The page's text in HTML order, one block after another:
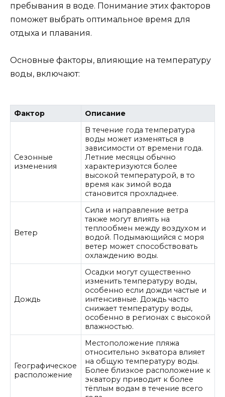
пребывания в воде. Понимание этих факторов
поможет выбрать оптимальное время для
отдыха и плавания.
Основные факторы, влияющие на температуру
воды, включают:
Фактор Описание
Сезонные
изменения
В течение года температура
воды может изменяться в
зависимости от времени года.
Летние месяцы обычно
характеризуются более
высокой температурой, в то
время как зимой вода
становится прохладнее.
Ветер
Сила и направление ветра
также могут влиять на
теплообмен между воздухом и
водой. Подымающийся с моря
ветер может способствовать
охлаждению воды.
Дождь
Осадки могут существенно
изменить температуру воды,
особенно если дожди частые и
интенсивные. Дождь часто
снижает температуру воды,
особенно в регионах с высокой
влажностью.
Географическое
расположение
Местоположение пляжа
относительно экватора влияет
на общую температуру воды.
Более близкое расположение к
экватору приводит к более
тёплым водам в течение всего